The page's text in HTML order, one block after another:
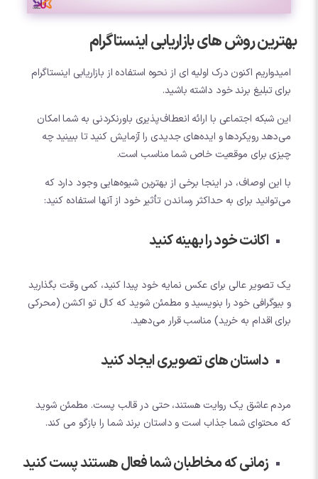
بهترین روش های بازاریابی اینستاگرام
امیدواریم اکنون درک اولیه ای از نحوه استفاده از بازاریابی اینستاگرام
برای تبلیغ برند خود داشته باشید.
این شبکه اجتماعی با ارائه انعطاف‌پذیری باورنکردنی به شما امکان
می‌دهد رویکردها و ایده‌های جدیدی را آزمایش کنید تا ببینید چه
چیزی برای موقعیت خاص شما مناسب است.
با این اوصاف، در اینجا برخی از بهترین شیوه‌هایی وجود دارد که
می‌توانید برای به حداکثر رساندن تأثیر خود از آنها استفاده کنید:
اکانت خود را بهینه کنید
یک تصویر عالی برای عکس نمایه خود پیدا کنید، کمی وقت بگذارید
و بیوگرافی خود را بنویسید و مطمئن شوید که کال تو اکشن (محرکی
برای اقدام به خرید) مناسب قرار می‌دهید.
داستان های تصویری ایجاد کنید
مردم عاشق یک روایت هستند، حتی در قالب پست. مطمئن شوید
که محتوای شما جذاب است و داستان برند شما را بازگو می کند.
زمانی که مخاطبان شما فعال هستند پست کنید